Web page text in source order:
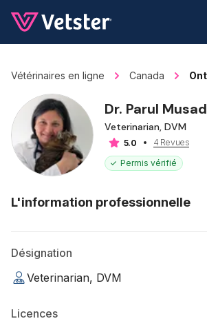
Vétérinaires en ligne Canada
Dr. Parul
Veterinarian, DVM
5.0
4 Revues
Permis vérifié
L'information professionnelle
Désignation
Veterinarian, DVM
Licences